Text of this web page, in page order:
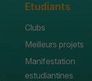
Etudiants
Clubs
Meilleurs projets
Manifestation
estudiantines